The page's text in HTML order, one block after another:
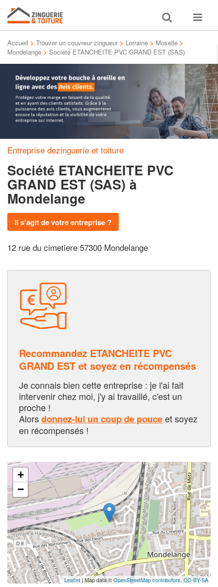
Toggle
search
Toggle
Accueil > Trouver un couvreur zingueur > Lorraine > Moselle >
Mondelange > Société ETANCHEITE PVC GRAND EST (SAS)
Entreprise dezinguerie et toiture
Société ETANCHEITE PVC
GRAND EST (SAS) à
Mondelange
Il s'agit de votre entreprise ?
12 rue du cimetiere 57300 Mondelange
Recommandez ETANCHEITE PVC
GRAND EST et soyez en récompensés
Je connais bien cette entreprise : je l'ai fait
intervenir chez moi, j'y ai travaillé, c'est un
proche !
Alorsdonnez-lui un coup de pouceet soyez
en récompensés !
+
−
Leaflet| Map data ©OpenStreetMap contributors, CC-BY-SA